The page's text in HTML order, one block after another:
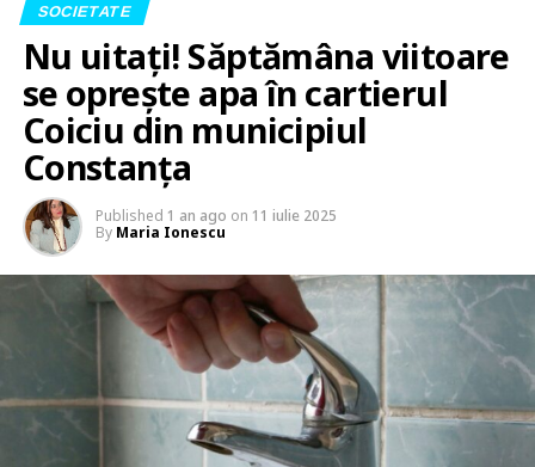
SOCIETATE
Nu uitați! Săptămâna viitoare
se oprește apa în cartierul
Coiciu din municipiul
Constanța
Published 1 an ago on 11 iulie 2025
By Maria Ionescu